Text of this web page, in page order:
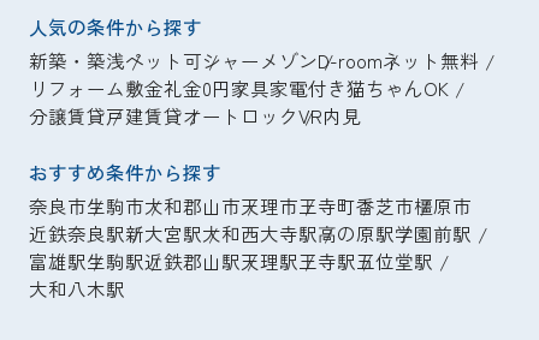
人気の条件から探す
新築・築浅ペット可シャーメゾンD-roomネット無料
リフォーム敷金礼金0円家具家電付き猫ちゃんOK
分譲賃貸戸建賃貸オートロックVR内見
おすすめ条件から探す
奈良市生駒市大和郡山市天理市王寺町香芝市橿原市
近鉄奈良駅新大宮駅大和西大寺駅高の原駅学園前駅
富雄駅生駒駅近鉄郡山駅天理駅王寺駅五位堂駅
大和八木駅